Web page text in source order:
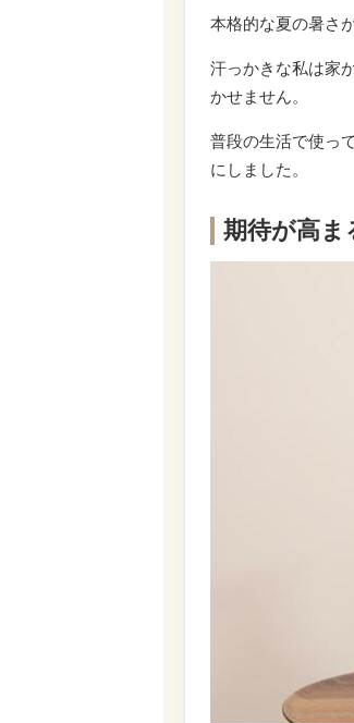
本格的な夏の暑さ
汗っかきな私は家
かせません。
普段の生活で使っ
にしました。
期待が高ま